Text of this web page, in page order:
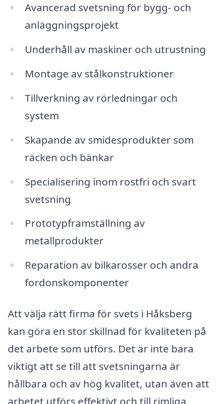
Avancerad svetsning för bygg- och
anläggningsprojekt
Underhåll av maskiner och utrustning
Montage av stålkonstruktioner
Tillverkning av rörledningar och
system
Skapande av smidesprodukter som
räcken och bänkar
Specialisering inom rostfri och svart
svetsning
Prototypframställning av
metallprodukter
Reparation av bilkarosser och andra
fordonskomponenter
Att välja rätt firma för svets i Håksberg
kan göra en stor skillnad för kvaliteten på
det arbete som utförs. Det är inte bara
viktigt att se till att svetsningarna är
hållbara och av hög kvalitet, utan även att
arbetet utförs effektivt och till rimliga